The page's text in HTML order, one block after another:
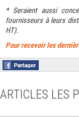
* Seraient aussi
fournisseurs à leurs
HT).
Pour recevoir les
ARTICLES LES